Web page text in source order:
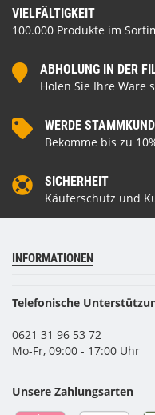
VIELFÄLTIGKEIT
100.000 Produkte im
ABHOLUNG IN DER
Holen Sie Ihre Ware
WERDE
Bekomme bis zu
SICHERHEIT
Käuferschutz und
INFORMATIONEN
Telefonische
0621 31 96 53 72
Mo-Fr, 09:00 - 17:00 Uhr
Unsere Zahlungsarten